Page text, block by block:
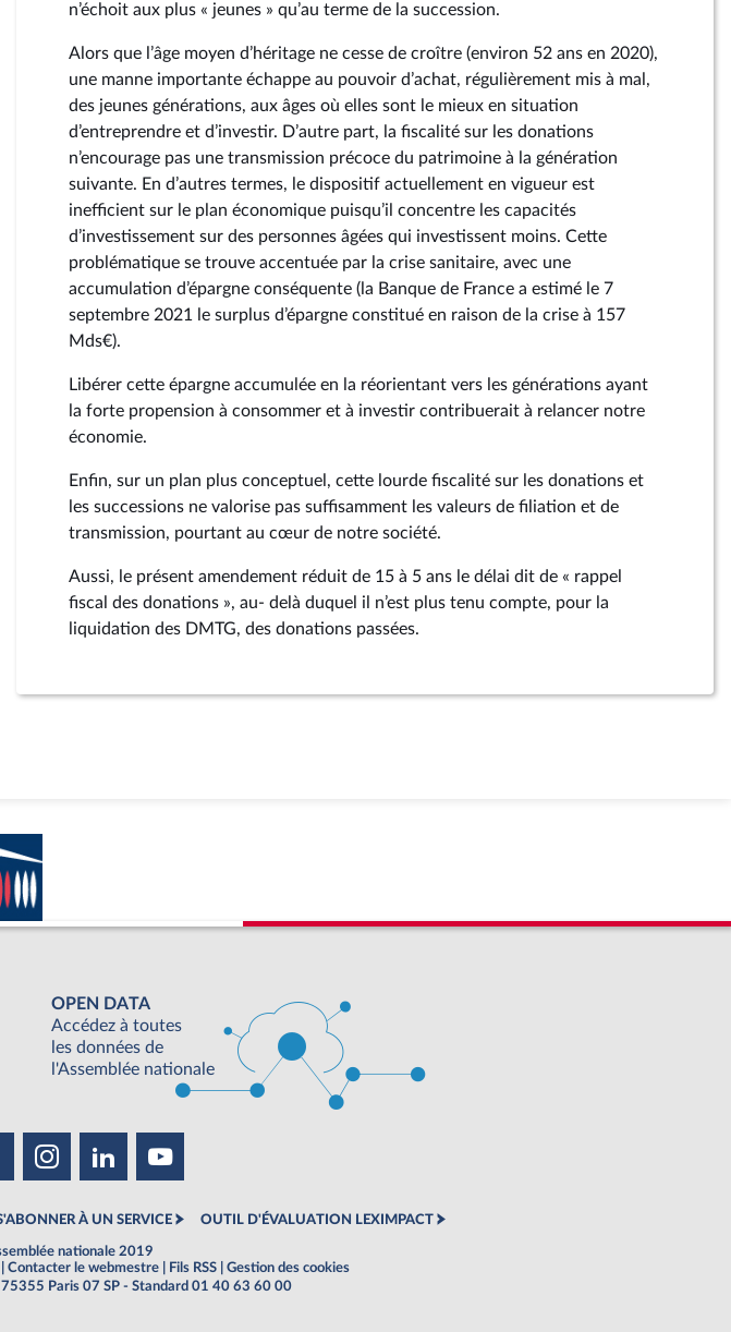
11 octobre 2024
13 octobre 2024
Date de dépôt
n’échoit aux plus « jeunes » qu’au terme de la succession.
Alors que l’âge moyen d’héritage ne cesse de croître (environ 52 ans en 2020),
une manne importante échappe au pouvoir d’achat, régulièrement mis à mal,
des jeunes générations, aux âges où elles sont le mieux en situation
d’entreprendre et d’investir. D’autre part, la fiscalité sur les donations
n’encourage pas une transmission précoce du patrimoine à la génération
suivante. En d’autres termes, le dispositif actuellement en vigueur est
inefficient sur le plan économique puisqu’il concentre les capacités
d’investissement sur des personnes âgées qui investissent moins. Cette
problématique se trouve accentuée par la crise sanitaire, avec une
accumulation d’épargne conséquente (la Banque de France a estimé le 7
septembre 2021 le surplus d’épargne constitué en raison de la crise à 157
Mds€).
Libérer cette épargne accumulée en la réorientant vers les générations ayant
la forte propension à consommer et à investir contribuerait à relancer notre
économie.
Enfin, sur un plan plus conceptuel, cette lourde fiscalité sur les donations et
les successions ne valorise pas suffisamment les valeurs de filiation et de
transmission, pourtant au cœur de notre société.
Aussi, le présent amendement réduit de 15 à 5 ans le délai dit de « rappel
fiscal des donations », au- delà duquel il n’est plus tenu compte, pour la
liquidation des DMTG, des donations passées.
OPEN DATA
Accédez à toutes
les données de
l'Assemblée nationale
À UN SERVICE OUTIL D'ÉVALUATION LEXIMPACT
nationale 2019
Contacter le webmestre Fils RSS
Gestion des cookies
Paris 07 SP - Standard 01 40 63 60 00